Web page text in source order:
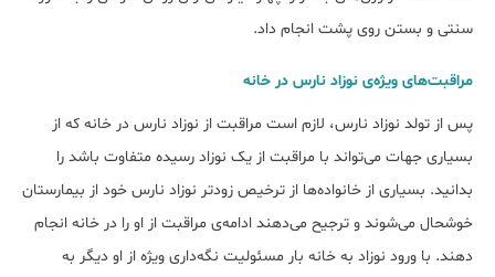
سنتی و بستن روی پشت انجام داد.
مراقبت‌های ویژه‌ی نوزاد نارس در خانه
پس از تولد نوزاد نارس، لازم است مراقبت از نوزاد نارس در خانه که از
بسیاری جهات می‌تواند با مراقبت از یک نوزاد رسیده متفاوت باشد را
بدانید. بسیاری از خانواده‌ها از ترخیص زودتر نوزاد نارس خود از بیمارستان
خوشحال می‌شوند و ترجیح می‌دهند ادامه‌ی مراقبت از او را در خانه انجام
دهند. با ورود نوزاد به خانه بار مسئولیت نگه‌داری ویژه از او دیگر به